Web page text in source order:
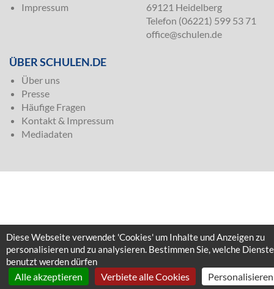
Impressum
69121 Heidelberg
Telefon (06221) 599 53 71
office@schulen.de
ÜBER SCHULEN.DE
Über uns
Presse
Häufige Fragen
Kontakt & Impressum
Mediadaten
Diese Webseite verwendet 'Cookies' um Inhalte und Anzeigen zu
personalisieren und zu analysieren. Bestimmen Sie, welche Dienste
benutzt werden dürfen
Alle akzeptieren Verbiete alle Cookies Personalisieren